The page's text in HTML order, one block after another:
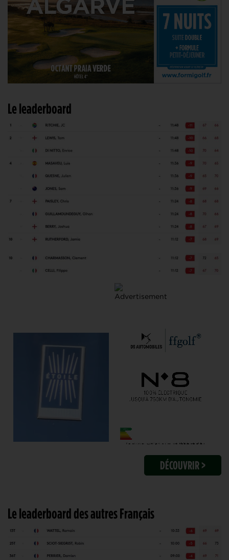
Le leaderboard
DÉCOUVRIR >
Le leaderboard des autres Français